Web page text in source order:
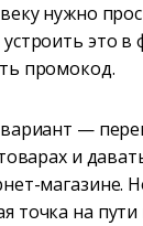
нужно
это в
промокод.
—
и
магазине.
точка на пути